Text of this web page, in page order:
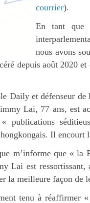
courrier).
En tant que
nous avons
depuis août 2020 et
Daily et défenseur de
Lai, 77 ans, est
publications
Il encourt
m’informe que « la
Lai est ressortissant,
la meilleure façon de
tenu à réaffirmer